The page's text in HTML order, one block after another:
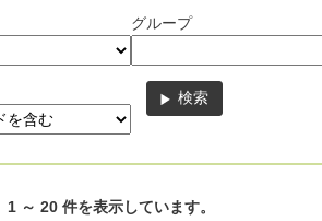
グループ
1 ～ 20 件を表示しています。